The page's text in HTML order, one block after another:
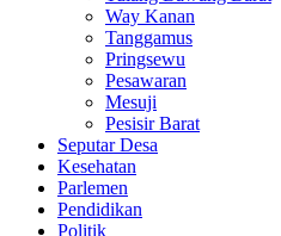
Way Kanan
Tanggamus
Pringsewu
Pesawaran
Mesuji
Pesisir Barat
Seputar Desa
Kesehatan
Parlemen
Pendidikan
Politik